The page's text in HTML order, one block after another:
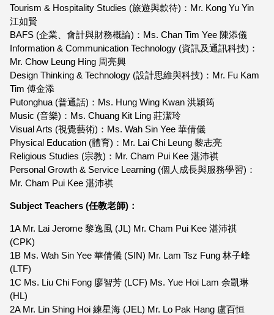
Tourism & Hospitality Studies (旅遊與款待)：Mr. Kong Yu Yin
江如賢
BAFS (企業、會計與財務概論)：Ms. Chan Tim Yee 陳添儀
Information & Communication Technology (資訊及通訊科技)：
Mr. Chow Leung Hing 周亮興
Design Thinking & Technology (設計思維與科技)：Mr. Fu Kam
Tim 傅金添
Putonghua (普通話)：Ms. Hung Wing Kwan 洪穎筠
Music (音樂)：Ms. Chuang Kit Ling 莊潔玲
Visual Arts (視覺藝術)：Ms. Wah Sin Yee 華倩儀
Physical Education (體育)：Mr. Lai Chi Leung 黎志亮
Religious Studies (宗教)：Mr. Cham Pui Kee 湛沛祺
Personal Growth & Service Learning (個人成長與服務學習)：
Mr. Cham Pui Kee 湛沛祺
Subject Teachers (任教老師)：
1A Mr. Lai Jerome 黎逸風 (JL) Mr. Cham Pui Kee 湛沛祺
(CPK)
1B Ms. Wah Sin Yee 華倩儀 (SIN) Mr. Lam Tsz Fung 林子峰
(LTF)
1C Ms. Liu Chi Fong 廖智芳 (LCF) Ms. Yue Hoi Lam 余凱琳
(HL)
2A Mr. Lin Shing Hoi 練星海 (JEL) Mr. Lo Pak Hang 盧百恒